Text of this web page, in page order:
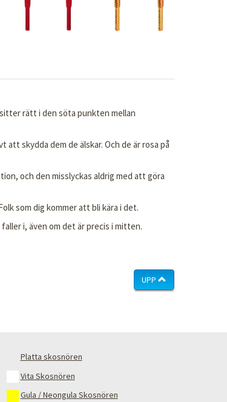
rätt i den söta punkten mellan
att skydda dem de älskar. Och de är rosa på
och den misslyckas aldrig med att göra
som dig kommer att bli kära i det.
i, även om det är precis i mitten.
UPP
Platta skosnören
Vita Skosnören
Gula / Neongula Skosnören